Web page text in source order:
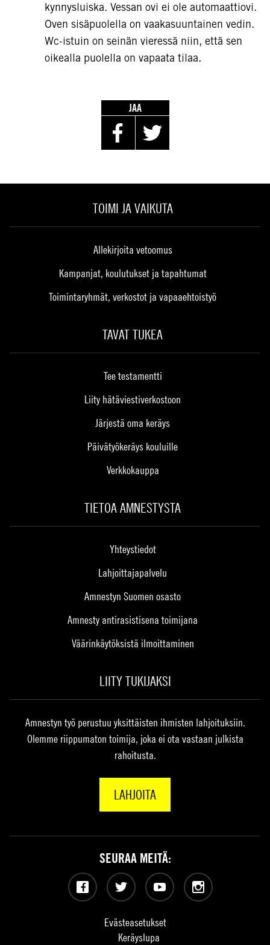
kynnysluiska. Vessan ovi ei ole automaattiovi.
Oven sisäpuolella on vaakasuuntainen vedin.
Wc-istuin on seinän vieressä niin, että sen
oikealla puolella on vapaata tilaa.
JAA
TOIMI JA VAIKUTA
Allekirjoita vetoomus
Kampanjat, koulutukset ja tapahtumat
Toimintaryhmät, verkostot ja vapaaehtoistyö
TAVAT TUKEA
Tee testamentti
Liity hätäviestiverkostoon
Järjestä oma keräys
Päivätyökeräys kouluille
Verkkokauppa
TIETOA AMNESTYSTA
Yhteystiedot
Lahjoittajapalvelu
Amnestyn Suomen osasto
Amnesty antirasistisena toimijana
Väärinkäytöksistä ilmoittaminen
LIITY TUKIJAKSI
Amnestyn työ perustuu yksittäisten ihmisten lahjoituksiin.
Olemme riippumaton toimija, joka ei ota vastaan julkista
rahoitusta.
LAHJOITA
Evästeasetukset
Keräyslupa
SEURAA MEITÄ:
Facebook Twitter YouTubeInstagram